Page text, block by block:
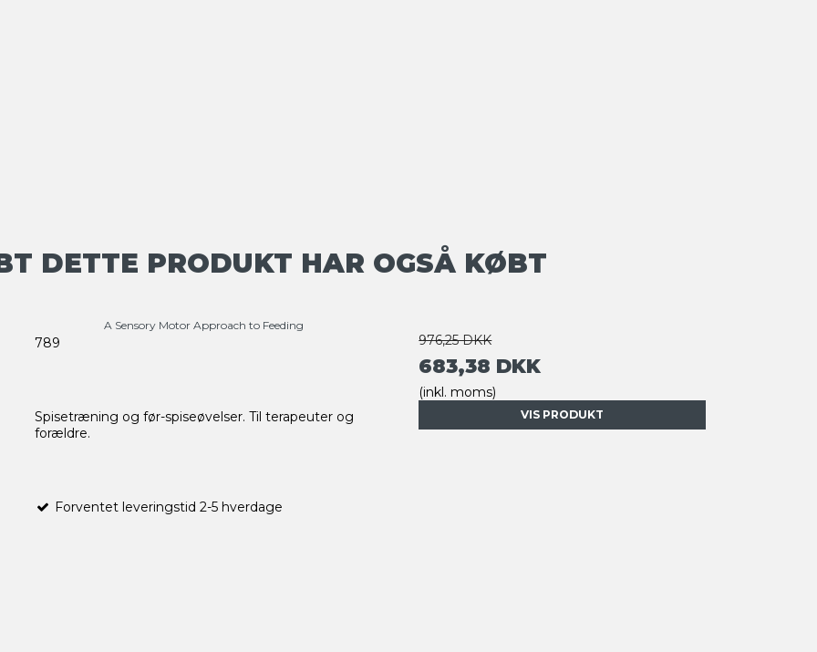
DETTE PRODUKT HAR OGSÅ KØBT
A Sensory Motor Approach to Feeding
789
Spisetræning og før-spiseøvelser. Til terapeuter og
forældre.
Forventet leveringstid 2-5 hverdage
976,25 DKK
683,38 DKK
(inkl. moms)
VIS PRODUKT